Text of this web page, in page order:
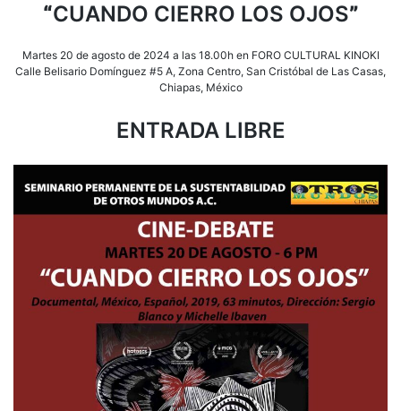
“CUANDO CIERRO LOS OJOS”
Martes 20 de agosto de 2024 a las 18.00h en FORO CULTURAL KINOKI
Calle Belisario Domínguez #5 A, Zona Centro, San Cristóbal de Las Casas,
Chiapas, México
ENTRADA LIBRE